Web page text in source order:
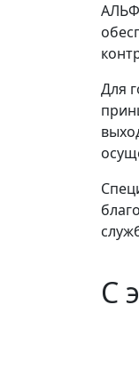
Для
С